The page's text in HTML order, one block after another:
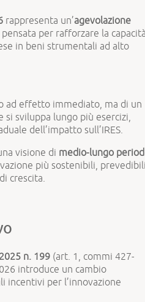
rappresenta un’agevolazione
per rafforzare la
in beni strumentali ad alto
ad effetto immediato, ma di un
sviluppa lungo più esercizi,
dell’impatto sull’IRES.
visione di medio-lungo
più sostenibili,
crescita.
n. 199 (art. 1, commi 427-
introduce un cambio
incentivi per l’innovazione